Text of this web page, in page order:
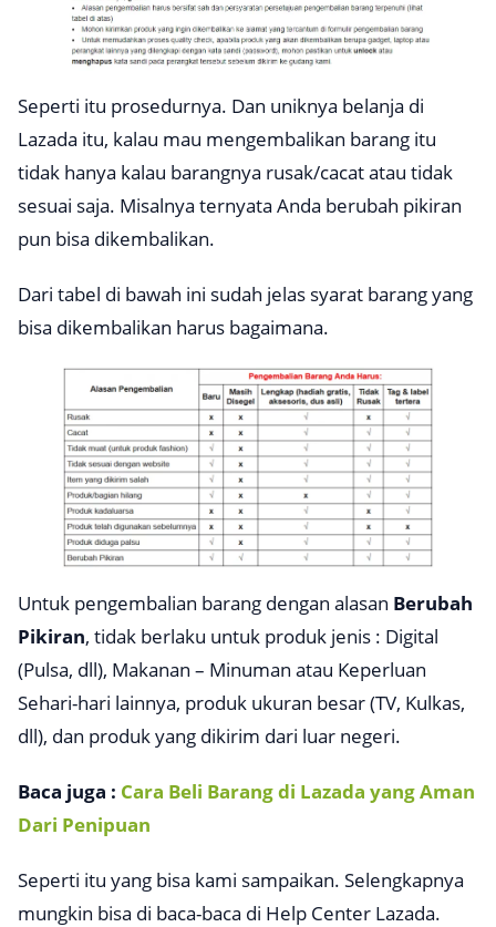
Seperti itu prosedurnya. Dan uniknya belanja di
Lazada itu, kalau mau mengembalikan barang itu
tidak hanya kalau barangnya rusak/cacat atau tidak
sesuai saja. Misalnya ternyata Anda berubah pikiran
pun bisa dikembalikan.
Dari tabel di bawah ini sudah jelas syarat barang yang
bisa dikembalikan harus bagaimana.
Untuk pengembalian barang dengan alasan Berubah
Pikiran, tidak berlaku untuk produk jenis : Digital
(Pulsa, dll), Makanan – Minuman atau Keperluan
Sehari-hari lainnya, produk ukuran besar (TV, Kulkas,
dll), dan produk yang dikirim dari luar negeri.
Baca juga : Cara Beli Barang di Lazada yang Aman
Dari Penipuan
Seperti itu yang bisa kami sampaikan. Selengkapnya
mungkin bisa di baca-baca di Help Center Lazada.